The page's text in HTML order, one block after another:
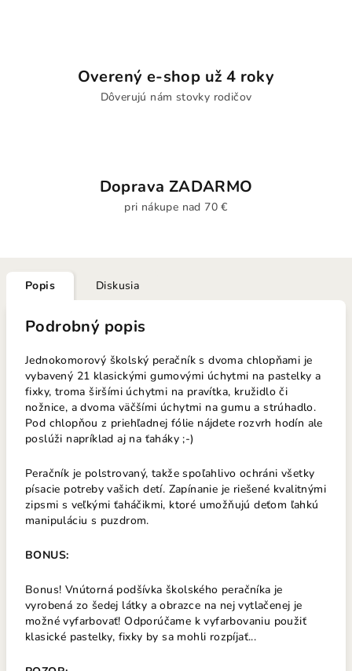
Overený e-shop už 4 roky
Dôverujú nám stovky rodičov
Doprava ZADARMO
pri nákupe nad 70 €
Popis Diskusia
Podrobný popis
Jednokomorový školský peračník s dvoma chlopňami je
vybavený 21 klasickými gumovými úchytmi na pastelky a
fixky, troma širšími úchytmi na pravítka, kružidlo či
nožnice, a dvoma väčšími úchytmi na gumu a strúhadlo.
Pod chlopňou z priehľadnej fólie nájdete rozvrh hodín ale
poslúži napríklad aj na ťaháky ;-)
Peračník je polstrovaný, takže spoľahlivo ochráni všetky
písacie potreby vašich detí. Zapínanie je riešené kvalitnými
zipsmi s veľkými ťaháčikmi, ktoré umožňujú deťom ľahkú
manipuláciu s puzdrom.
BONUS:
Bonus! Vnútorná podšívka školského peračníka je
vyrobená zo šedej látky a obrazce na nej vytlačenej je
možné vyfarbovať! Odporúčame k vyfarbovaniu použiť
klasické pastelky, fixky by sa mohli rozpíjať...